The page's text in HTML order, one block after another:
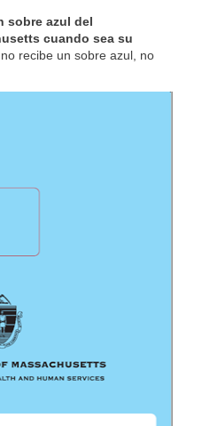
sobre azul del
cuando sea su
recibe un sobre azul, no